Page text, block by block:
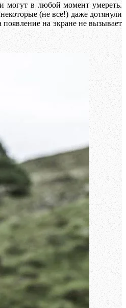
могут в любой момент умереть.
(не все!) даже дотянули
на экране не вызывает